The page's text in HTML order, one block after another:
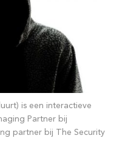
is een interactieve
Partner bij
partner bij The Security